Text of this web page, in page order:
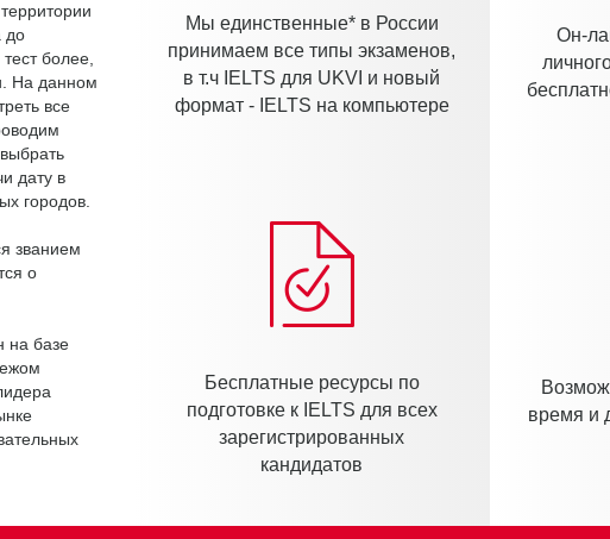
до
более,
На данном
все
дату в
городов.
званием
о
на базе
Мы единственные* в России
принимаем все типы экзаменов,
в т.ч IELTS для UKVI и новый
формат - IELTS на компьютере
Он-
Бесплатные ресурсы по
подготовке к IELTS для всех
зарегистрированных
кандидатов
время и